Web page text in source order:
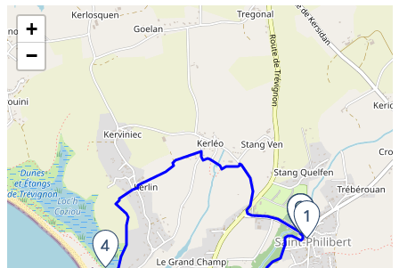
Skip the map and go straight to the information
+
−